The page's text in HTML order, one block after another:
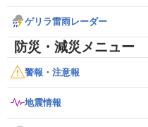
ゲリラ雷雨レーダー
防災・減災メニュー
警報・注意報
地震情報